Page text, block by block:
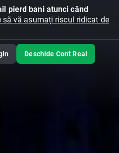
pierd bani atunci când
vă asumați riscul ridicat de
Deschide Cont Real